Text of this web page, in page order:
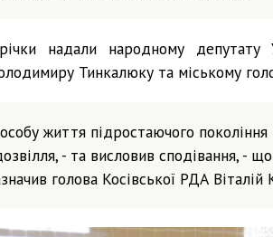
надали народному
Тинкалюку та міському
життя підростаючого покоління
- та висловив сподівання, -
голова Косівської РДА Віталій